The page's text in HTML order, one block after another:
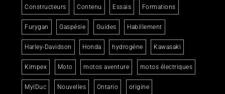
Constructeurs Contenu Essais Formations
Furygan Gaspésie Guides Habillement
Harley-Davidson Honda hydrogène Kawasaki
Kimpex Moto motos aventure motos électriques
MylDuc Nouvelles Ontario origine